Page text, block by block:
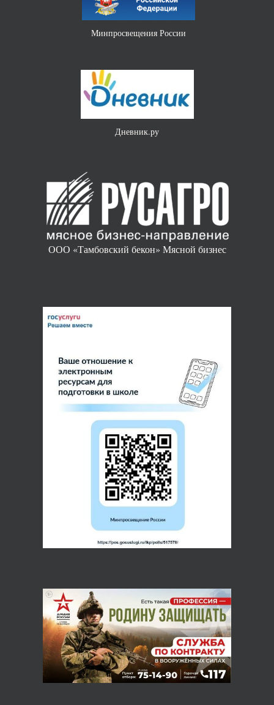
Министерство науки и высшего образования РФ
«Без срока давности»
ООО «Тамбовский бекон» Мясной бизнес